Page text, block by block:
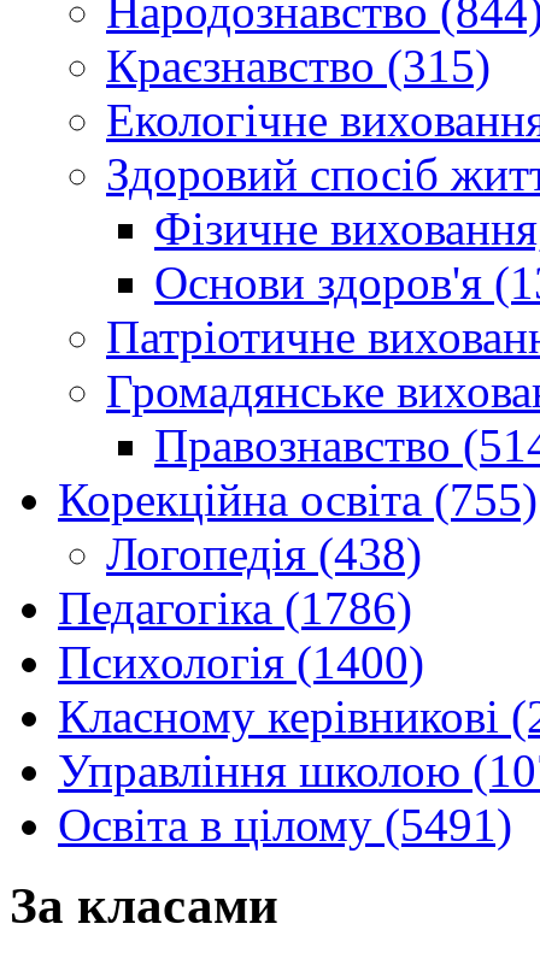
Народознавство
Краєзнавство (315)
Екологічне
Здоровий спосіб
Фізичне
Основи здоров'я
Патріотичне
Громадянське
Правознавство
Корекційна освіта (755)
Логопедія (438)
Педагогіка (1786)
Психологія (1400)
Класному керівникові
Управління школою
Освіта в цілому (5491)
За класами